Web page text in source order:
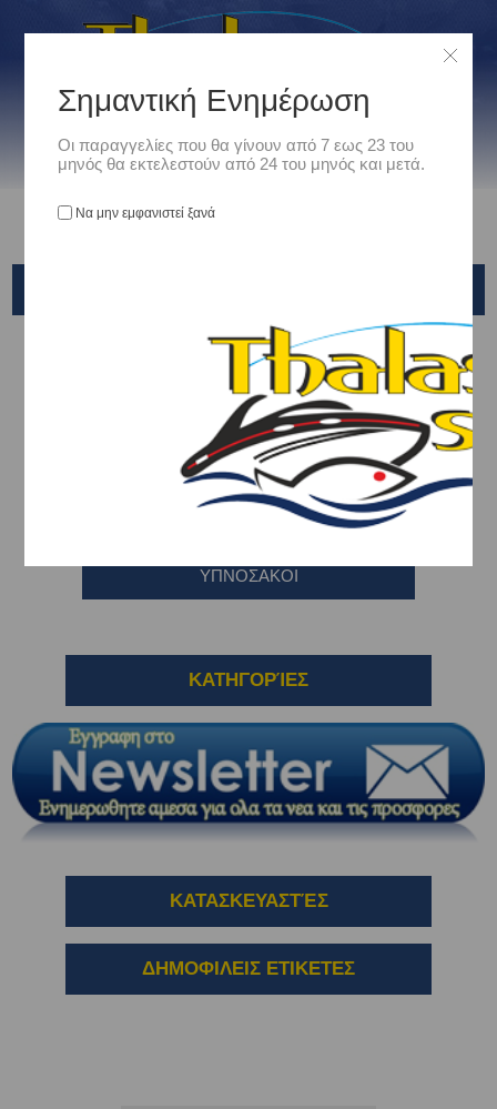
Είδη Camping - Outdoors Camping - Ορειβασια /
ΥΠΝΟΣ - ΔΙΑΒΙΩΣΗ
ΣΚΗΝΕΣ
ΑΕΡΟΣΤΡΩΜΑΤΑ - ΥΠΟΣΤΡΩΜΑΤΑ
ΥΠΝΟΣΑΚΟΙ
ΚΑΤΗΓΟΡΊΕΣ
ΚΑΤΑΣΚΕΥΑΣΤΈΣ
ΔΗΜΟΦΙΛΕΙΣ ΕΤΙΚΕΤΕΣ
Σημαντική Ενημέρωση
Οι παραγγελίες που θα γίνουν από 7 εως 23 του
μηνός θα εκτελεστούν από 24 του μηνός και μετά.
Να μην εμφανιστεί ξανά